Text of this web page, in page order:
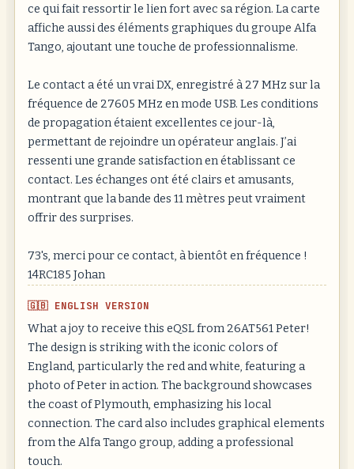
ce qui fait ressortir le lien fort avec sa région. La carte
affiche aussi des éléments graphiques du groupe Alfa
Tango, ajoutant une touche de professionnalisme.
Le contact a été un vrai DX, enregistré à 27 MHz sur la
fréquence de 27605 MHz en mode USB. Les conditions
de propagation étaient excellentes ce jour-là,
permettant de rejoindre un opérateur anglais. J’ai
ressenti une grande satisfaction en établissant ce
contact. Les échanges ont été clairs et amusants,
montrant que la bande des 11 mètres peut vraiment
offrir des surprises.
73's, merci pour ce contact, à bientôt en fréquence !
14RC185 Johan
🇬🇧 ENGLISH VERSION
What a joy to receive this eQSL from 26AT561 Peter!
The design is striking with the iconic colors of
England, particularly the red and white, featuring a
photo of Peter in action. The background showcases
the coast of Plymouth, emphasizing his local
connection. The card also includes graphical elements
from the Alfa Tango group, adding a professional
touch.